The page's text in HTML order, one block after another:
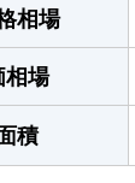
相場
場
積